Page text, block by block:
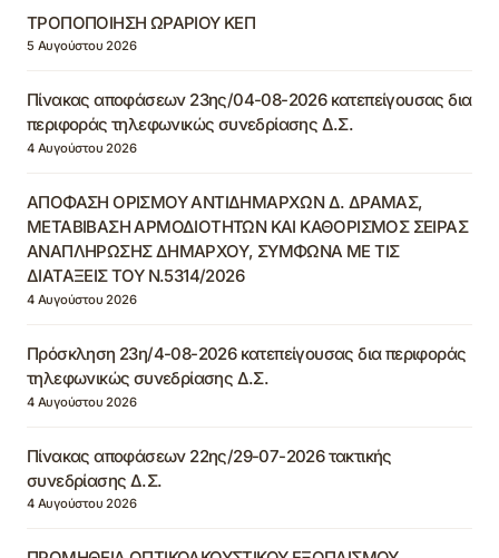
ΤΡΟΠΟΠΟΙΗΣΗ ΩΡΑΡΙΟΥ ΚΕΠ
5 Αυγούστου 2026
Πίνακας αποφάσεων 23ης/04-08-2026 κατεπείγουσας δια
περιφοράς τηλεφωνικώς συνεδρίασης Δ.Σ.
4 Αυγούστου 2026
ΑΠΟΦΑΣΗ ΟΡΙΣΜΟΥ ΑΝΤΙΔΗΜΑΡΧΩΝ Δ. ΔΡΑΜΑΣ,
ΜΕΤΑΒΙΒΑΣΗ ΑΡΜΟΔΙΟΤΗΤΩΝ ΚΑΙ ΚΑΘΟΡΙΣΜΟΣ ΣΕΙΡΑΣ
ΑΝΑΠΛΗΡΩΣΗΣ ΔΗΜΑΡΧΟΥ, ΣΥΜΦΩΝΑ ΜΕ ΤΙΣ
ΔΙΑΤΑΞΕΙΣ ΤΟΥ Ν.5314/2026
4 Αυγούστου 2026
Πρόσκληση 23η/4-08-2026 κατεπείγουσας δια περιφοράς
τηλεφωνικώς συνεδρίασης Δ.Σ.
4 Αυγούστου 2026
Πίνακας αποφάσεων 22ης/29-07-2026 τακτικής
συνεδρίασης Δ.Σ.
4 Αυγούστου 2026